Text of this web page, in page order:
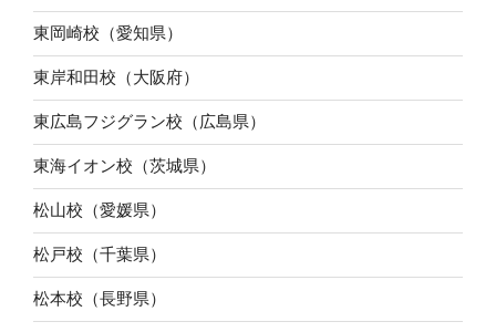
東岡崎校（愛知県）
東岸和田校（大阪府）
東広島フジグラン校（広島県）
東海イオン校（茨城県）
松山校（愛媛県）
松戸校（千葉県）
松本校（長野県）